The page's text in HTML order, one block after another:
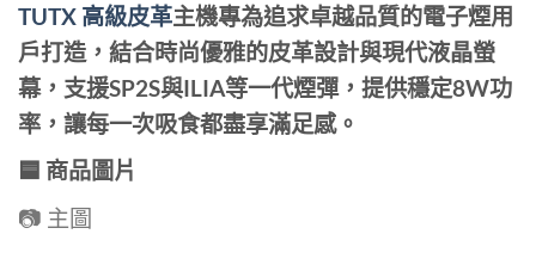
TUTX 高級皮革主機專為追求卓越品質的電子煙用
戶打造，結合時尚優雅的皮革設計與現代液晶螢
幕，支援SP2S與ILIA等一代煙彈，提供穩定8W功
率，讓每一次吸食都盡享滿足感。
🟦 商品圖片
📷 主圖